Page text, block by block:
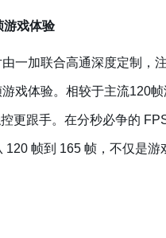
游戏体验
一加联合高通深度定制，
戏体验。相较于主流120
更跟手。在分秒必争的
帧到 165 帧，不仅是